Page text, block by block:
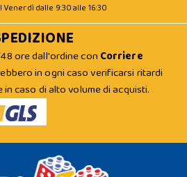
dalle 9:30 alle 16:30
ore dall'ordine con Corriere
in ogni caso verificarsi ritardi
caso di alto volume di acquisti.